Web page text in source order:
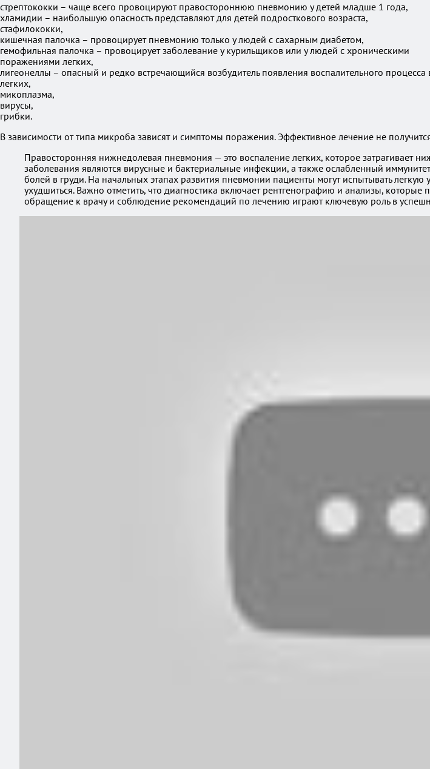
стрептококки – чаще всего провоцируют правостороннюю пневмонию у детей младше 1 года,
хламидии – наибольшую опасность представляют для детей подросткового возраста,
стафилококки,
кишечная палочка – провоцирует пневмонию только у людей с сахарным диабетом,
гемофильная палочка – провоцирует заболевание у курильщиков или у людей с хроническими
поражениями легких,
лигеонеллы – опасный и редко встречающийся возбудитель появления воспалительного процесса
легких,
микоплазма,
вирусы,
грибки.
В зависимости от типа микроба зависят и симптомы поражения. Эффективное лечение не
Правосторонняя нижнедолевая пневмония — это воспаление легких, которое
заболевания являются вирусные и бактериальные инфекции, а также ослабленный
болей в груди. На начальных этапах развития пневмонии пациенты могут испытывать
ухудшиться. Важно отметить, что диагностика включает рентгенографию и анализы,
обращение к врачу и соблюдение рекомендаций по лечению играют ключевую роль в